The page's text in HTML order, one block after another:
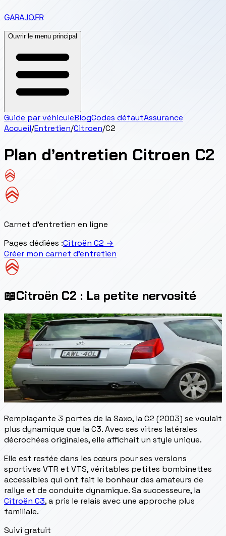
GARAJO.FR
Ouvrir le menu principal
Guide par véhiculeBlogCodes défautAssurance
Accueil/Entretien/Citroen/C2
Plan d’entretien Citroen C2
Carnet d'entretien en ligne
Pages dédiées :Citroën C2 →
Créer mon carnet d'entretien
📖Citroën C2 : La petite nervosité
Remplaçante 3 portes de la Saxo, la C2 (2003) se voulait
plus dynamique que la C3. Avec ses vitres latérales
décrochées originales, elle affichait un style unique.
Elle est restée dans les cœurs pour ses versions
sportives VTR et VTS, véritables petites bombinettes
accessibles qui ont fait le bonheur des amateurs de
rallye et de conduite dynamique. Sa successeure, la
Citroën C3, a pris le relais avec une approche plus
familiale.
Suivi gratuit